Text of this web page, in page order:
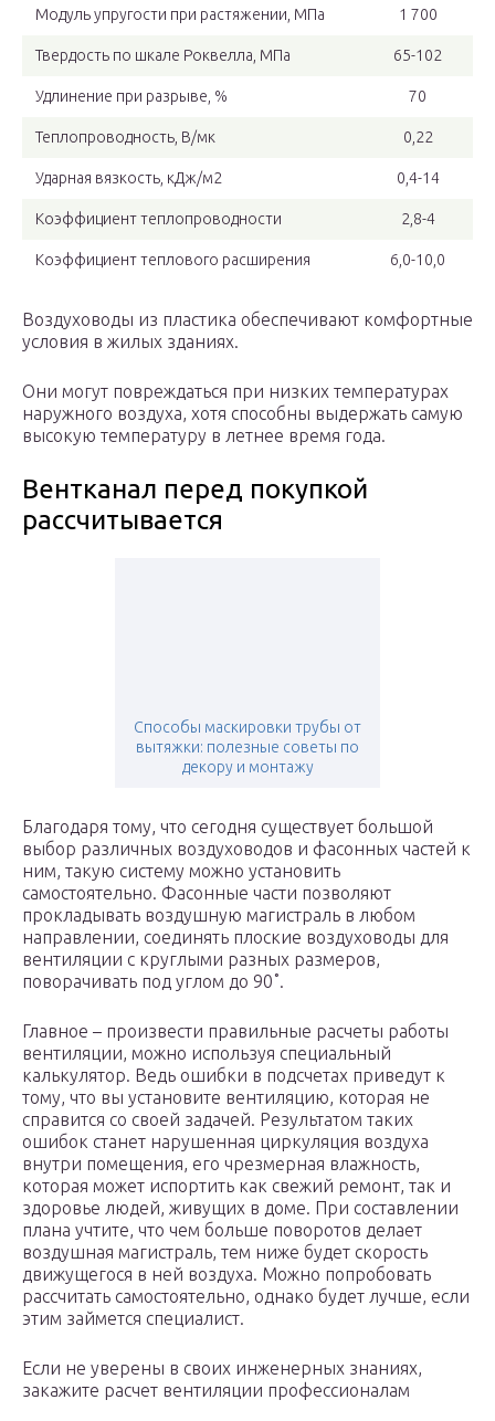
Модуль упругости при растяжении, МПа 1 700
Твердость по шкале Роквелла, МПа 65-102
Удлинение при разрыве, % 70
Теплопроводность, В/мк 0,22
Ударная вязкость, кДж/м2 0,4-14
Коэффициент теплопроводности 2,8-4
Коэффициент теплового расширения 6,0-10,0
Воздуховоды из пластика обеспечивают комфортные
условия в жилых зданиях.
Они могут повреждаться при низких температурах
наружного воздуха, хотя способны выдержать самую
высокую температуру в летнее время года.
Вентканал перед покупкой
рассчитывается
Способы маскировки трубы от
вытяжки: полезные советы по
декору и монтажу
Благодаря тому, что сегодня существует большой
выбор различных воздуховодов и фасонных частей к
ним, такую систему можно установить
самостоятельно. Фасонные части позволяют
прокладывать воздушную магистраль в любом
направлении, соединять плоские воздуховоды для
вентиляции с круглыми разных размеров,
поворачивать под углом до 90˚.
Главное – произвести правильные расчеты работы
вентиляции, можно используя специальный
калькулятор. Ведь ошибки в подсчетах приведут к
тому, что вы установите вентиляцию, которая не
справится со своей задачей. Результатом таких
ошибок станет нарушенная циркуляция воздуха
внутри помещения, его чрезмерная влажность,
которая может испортить как свежий ремонт, так и
здоровье людей, живущих в доме. При составлении
плана учтите, что чем больше поворотов делает
воздушная магистраль, тем ниже будет скорость
движущегося в ней воздуха. Можно попробовать
рассчитать самостоятельно, однако будет лучше, если
этим займется специалист.
Если не уверены в своих инженерных знаниях,
закажите расчет вентиляции профессионалам